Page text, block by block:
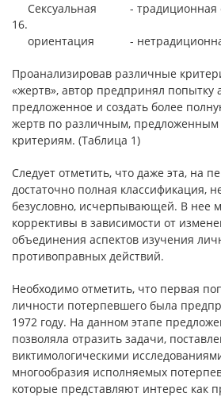
16.
Сексуальная
ориентация
- традиционная
-
Проанализировав различные
«жертв», автор предпринял попытку
предложенное и создать более
жертв по различным, предложенным
критериям. (Таблица 1)
Следует отметить, что даже эта, на
достаточно полная классификация,
безусловно, исчерпывающей. В нее
коррективы в зависимости от
объединения аспектов изучения
противоправных действий.
Необходимо отметить, что первая
личности потерпевшего была
1972 году. На данном этапе
позволяла отразить задачи,
виктимологическими
многообразия исполняемых
которые представляют интерес как